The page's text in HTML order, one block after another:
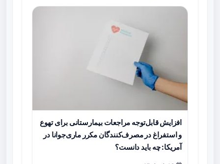
افزایش قابل‌توجه مراجعات بیمارستانی برای تهوع
و استفراغ در مصرف‌کنندگان مکرر ماری‌جوانا در
آمریکا: چه باید دانست؟